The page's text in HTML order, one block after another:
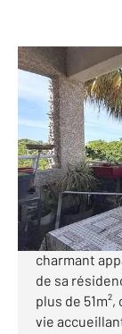
AGDE 34
51,15 m2, 3
Ref : 3629
150
*** AGDE
SECURISEE
charmant
de sa
plus de
vie